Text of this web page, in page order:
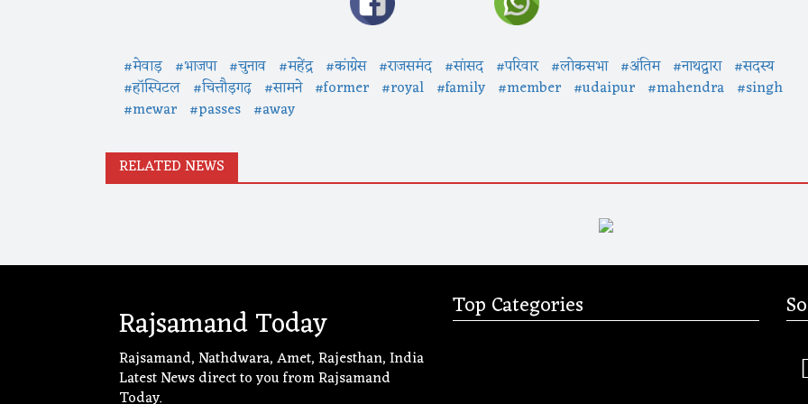
#मेवाड़ #भाजपा #चुनाव #महेंद्र #कांग्रेस #राजसमंद #सांसद #परिवार #लोकसभा #अंतिम #नाथद्वारा #सदस्य
#हॉस्पिटल #चित्तौड़गढ़ #सामने #former #royal #family #member #udaipur #mahendra #singh
#mewar #passes #away
RELATED NEWS
Rajsamand Today
Rajsamand, Nathdwara, Amet, Rajesthan, India
Latest News direct to you from Rajsamand
Today.
Top Categories